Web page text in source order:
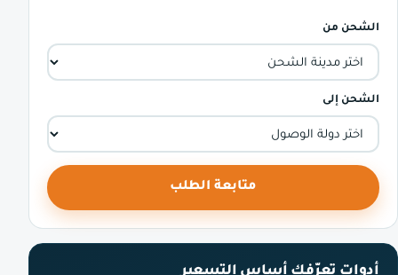
الشحن من
الشحن إلى
متابعة الطلب